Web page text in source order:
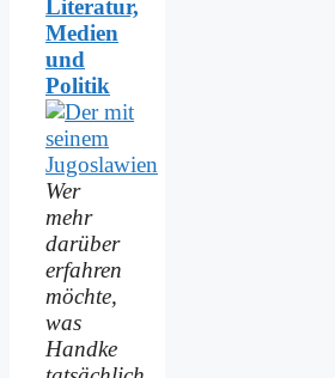
Literatur,
Medien
und
Politik
Wer
mehr
darüber
erfahren
möchte,
was
Handke